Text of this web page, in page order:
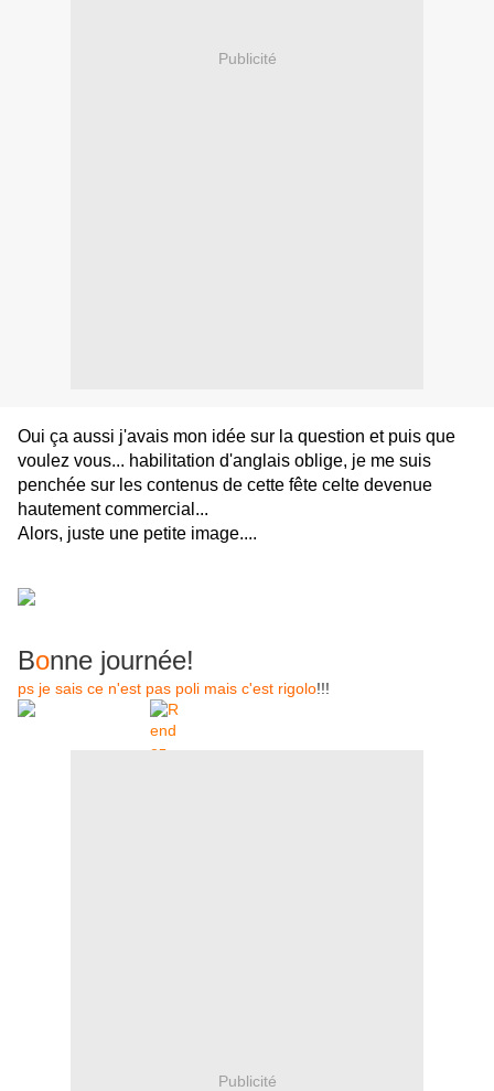
Publicité
Oui ça aussi j'avais mon idée sur la question et puis que
voulez vous... habilitation d'anglais oblige, je me suis
penchée sur les contenus de cette fête celte devenue
hautement commercial...
Alors, juste une petite image....
Bonne journée!
ps je sais ce n'est pas poli mais c'est rigolo!!!
Publicité